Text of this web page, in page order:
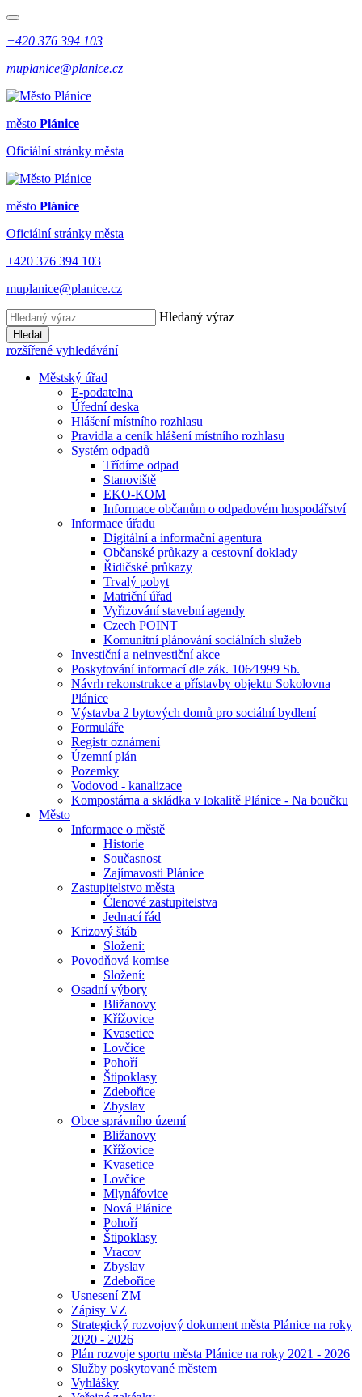
+420 376 394 103
muplanice@planice.cz
město Plánice
Oficiální stránky města
město Plánice
Oficiální stránky města
+420 376 394 103
muplanice@planice.cz
Hledaný výraz
Hledat
rozšířené vyhledávání
Městský úřad
E-podatelna
Úřední deska
Hlášení místního rozhlasu
Pravidla a ceník hlášení místního rozhlasu
Systém odpadů
Třídíme odpad
Stanoviště
EKO-KOM
Informace občanům o odpadovém hospodářství
Informace úřadu
Digitální a informační agentura
Občanské průkazy a cestovní doklady
Řidičské průkazy
Trvalý pobyt
Matriční úřad
Vyřizování stavební agendy
Czech POINT
Komunitní plánování sociálních služeb
Investiční a neinvestiční akce
Poskytování informací dle zák. 106⁄1999 Sb.
Návrh rekonstrukce a přístavby objektu Sokolovna
Plánice
Výstavba 2 bytových domů pro sociální bydlení
Formuláře
Registr oznámení
Územní plán
Pozemky
Vodovod - kanalizace
Kompostárna a skládka v lokalitě Plánice - Na boučku
Město
Informace o městě
Historie
Současnost
Zajímavosti Plánice
Zastupitelstvo města
Členové zastupitelstva
Jednací řád
Krizový štáb
Složeni:
Povodňová komise
Složení:
Osadní výbory
Bližanovy
Křížovice
Kvasetice
Lovčice
Pohoří
Štipoklasy
Zdebořice
Zbyslav
Obce správního území
Bližanovy
Křížovice
Kvasetice
Lovčice
Mlynářovice
Nová Plánice
Pohoří
Štipoklasy
Vracov
Zbyslav
Zdebořice
Usnesení ZM
Zápisy VZ
Strategický rozvojový dokument města Plánice na roky
2020 - 2026
Plán rozvoje sportu města Plánice na roky 2021 - 2026
Služby poskytované městem
Vyhlášky